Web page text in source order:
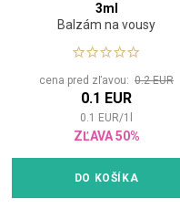
3ml
Balzám na vousy
cena pred zľavou: 0.2 EUR
0.1 EUR
0.1 EUR/1
ZĽAVA 50%
DO KOŠÍKA